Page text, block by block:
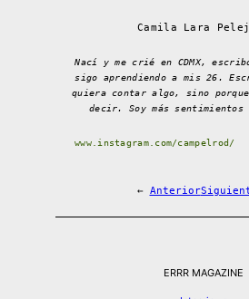
Camila Lara
Nací y me crié en CDMX,
sigo aprendiendo a mis 26.
quiera contar algo, sino
decir. Soy más sentimientos
www.instagram.com/campelrod/
← Anterior
ERRR MAGAZINE